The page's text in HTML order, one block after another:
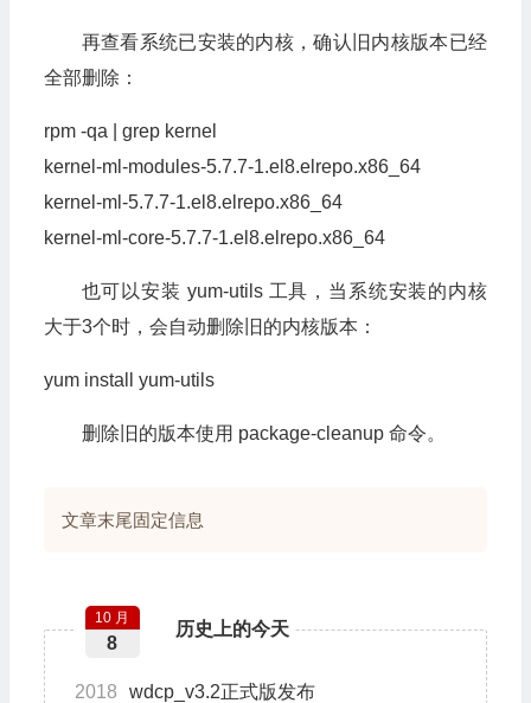
再查看系统已安装的内核，确认旧内核版本已经
全部删除：
rpm -qa
grep kernel
kernel-ml-modules-5.7.7-1.el8.elrepo.x86_64
kernel-ml-5.7.7-1.el8.elrepo.x86_64
kernel-ml-core-5.7.7-1.el8.elrepo.x86_64
也可以安装 yum-utils 工具，当系统安装的内核
大于3个时，会自动删除旧的内核版本：
yum install yum-utils
删除旧的版本使用 package-cleanup 命令。
文章末尾固定信息
历史上的今天
10 月
8
2018 wdcp_v3.2正式版发布